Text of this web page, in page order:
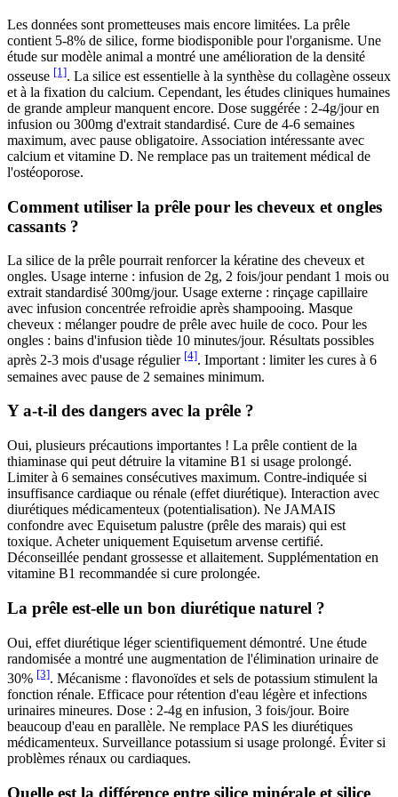
Les données sont prometteuses mais encore limitées. La prêle
contient 5-8% de silice, forme biodisponible pour l'organisme. Une
étude sur modèle animal a montré une amélioration de la densité
osseuse [1]. La silice est essentielle à la synthèse du collagène osseux
et à la fixation du calcium. Cependant, les études cliniques humaines
de grande ampleur manquent encore. Dose suggérée : 2-4g/jour en
infusion ou 300mg d'extrait standardisé. Cure de 4-6 semaines
maximum, avec pause obligatoire. Association intéressante avec
calcium et vitamine D. Ne remplace pas un traitement médical de
l'ostéoporose.
Comment utiliser la prêle pour les cheveux et ongles
cassants ?
La silice de la prêle pourrait renforcer la kératine des cheveux et
ongles. Usage interne : infusion de 2g, 2 fois/jour pendant 1 mois ou
extrait standardisé 300mg/jour. Usage externe : rinçage capillaire
avec infusion concentrée refroidie après shampooing. Masque
cheveux : mélanger poudre de prêle avec huile de coco. Pour les
ongles : bains d'infusion tiède 10 minutes/jour. Résultats possibles
après 2-3 mois d'usage régulier [4]. Important : limiter les cures à 6
semaines avec pause de 2 semaines minimum.
Y a-t-il des dangers avec la prêle ?
Oui, plusieurs précautions importantes ! La prêle contient de la
thiaminase qui peut détruire la vitamine B1 si usage prolongé.
Limiter à 6 semaines consécutives maximum. Contre-indiquée si
insuffisance cardiaque ou rénale (effet diurétique). Interaction avec
diurétiques médicamenteux (potentialisation). Ne JAMAIS
confondre avec Equisetum palustre (prêle des marais) qui est
toxique. Acheter uniquement Equisetum arvense certifié.
Déconseillée pendant grossesse et allaitement. Supplémentation en
vitamine B1 recommandée si cure prolongée.
La prêle est-elle un bon diurétique naturel ?
Oui, effet diurétique léger scientifiquement démontré. Une étude
randomisée a montré une augmentation de l'élimination urinaire de
30% [3]. Mécanisme : flavonoïdes et sels de potassium stimulent la
fonction rénale. Efficace pour rétention d'eau légère et infections
urinaires mineures. Dose : 2-4g en infusion, 3 fois/jour. Boire
beaucoup d'eau en parallèle. Ne remplace PAS les diurétiques
médicamenteux. Surveillance potassium si usage prolongé. Éviter si
problèmes rénaux ou cardiaques.
Quelle est la différence entre silice minérale et silice